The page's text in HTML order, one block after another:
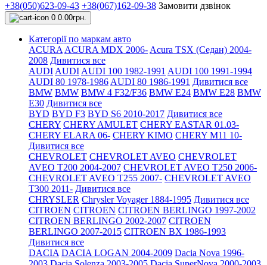
+38(050)623-09-43 +38(067)162-09-38 Замовити дзвінок
0 0.00грн.
Категорії по маркам авто
ACURA ACURA MDX 2006- Acura TSX (Седан) 2004-
2008 Дивитися все
AUDI AUDI AUDI 100 1982-1991 AUDI 100 1991-1994
AUDI 80 1978-1986 AUDI 80 1986-1991 Дивитися все
BMW BMW BMW 4 F32/F36 BMW E24 BMW E28 BMW
E30 Дивитися все
BYD BYD F3 BYD S6 2010-2017 Дивитися все
CHERY CHERY AMULET CHERY EASTAR 01.03-
CHERY ELARA 06- CHERY KIMO CHERY M11 10-
Дивитися все
CHEVROLET CHEVROLET AVEO CHEVROLET
AVEO Т200 2004-2007 CHEVROLET AVEO Т250 2006-
CHEVROLET AVEO Т255 2007- CHEVROLET AVEO
Т300 2011- Дивитися все
CHRYSLER Chrysler Voyager 1884-1995 Дивитися все
CITROEN CITROEN CITROEN BERLINGO 1997-2002
CITROEN BERLINGO 2002-2007 CITROEN
BERLINGO 2007-2015 CITROEN BX 1986-1993
Дивитися все
DACIA DACIA LOGAN 2004-2009 Dacia Nova 1996-